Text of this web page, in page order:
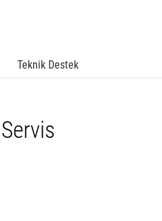
Teknik Destek